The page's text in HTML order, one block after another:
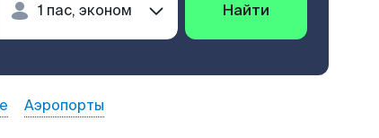
Найти
Аэропорты